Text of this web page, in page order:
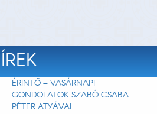
ÉRINTŐ – VASÁRNAPI
GONDOLATOK SZABÓ CSABA
PÉTER ATYÁVAL